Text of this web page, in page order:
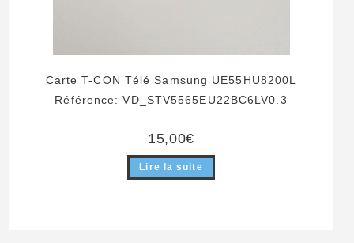
Carte T-CON Télé Samsung UE55HU8200L
Référence: VD_STV5565EU22BC6LV0.3
15,00€
Lire la suite